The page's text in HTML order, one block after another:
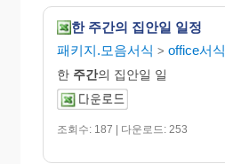
한 주간의 집안일 일정
패키지.모음서식 > office서식
한 주간의 집안일 일
조회수: 187 | 다운로드: 253